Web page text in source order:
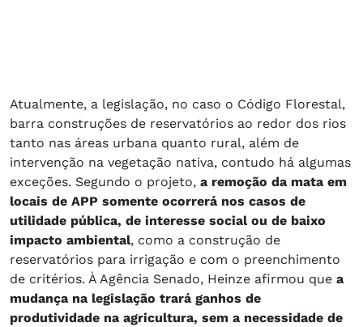
Atualmente, a legislação, no caso o Código Florestal,
barra construções de reservatórios ao redor dos rios
tanto nas áreas urbana quanto rural, além de
intervenção na vegetação nativa, contudo há algumas
exceções. Segundo o projeto, a remoção da mata em
locais de APP somente ocorrerá nos casos de
utilidade pública, de interesse social ou de baixo
impacto ambiental, como a construção de
reservatórios para irrigação e com o preenchimento
de critérios. À Agência Senado, Heinze afirmou que a
mudança na legislação trará ganhos de
produtividade na agricultura, sem a necessidade de